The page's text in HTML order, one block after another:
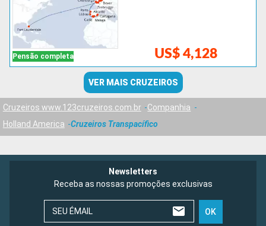
Pensão completa US$ 4,128
VER MAIS CRUZEIROS
Cruzeiros www.123cruzeiros.com.br
Companhia
Holland America
Cruzeiros Transpacífico
Newsletters
Receba as nossas promoções exclusivas
SEU ÉMAIL OK